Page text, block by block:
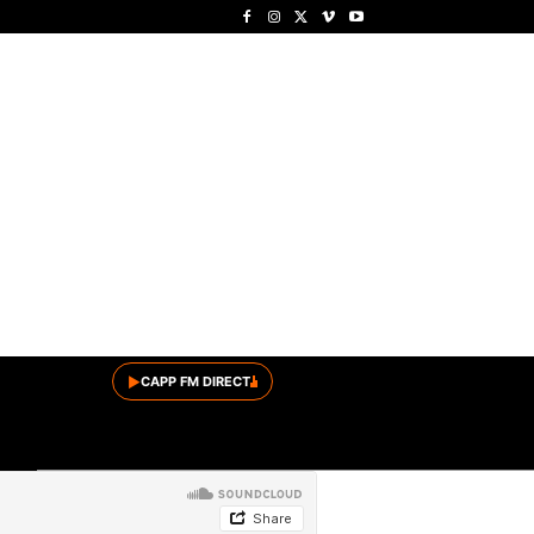
▶CAPP FM DIRECT